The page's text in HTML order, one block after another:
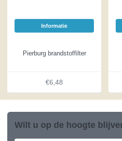
Informatie
Pierburg brandstoffilter
€6,48
Wilt u op de hoogte